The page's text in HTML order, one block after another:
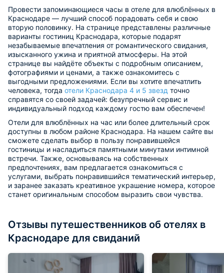
Провести запоминающиеся часы в отеле для влюблённых в
Краснодаре — лучший способ порадовать себя и свою
вторую половинку. На странице представлены различные
варианты гостиниц Краснодара, которые подарят
незабываемые впечатления от романтического свидания,
изысканного ужина и приятной атмосферы. На этой
странице вы найдёте объекты с подробным описанием,
фотографиями и ценами, а также ознакомитесь с
выгодными предложениями. Если вы хотите впечатлить
человека, тогда отели Краснодара 4 и 5 звезд точно
справятся со своей задачей: безупречный сервис и
индивидуальный подход каждому гостю вам обеспечен!
Отели для влюблённых на час или более длительный срок
доступны в любом районе Краснодара. На нашем сайте вы
сможете сделать выбор в пользу понравившейся
гостиницы и насладиться памятными минутами интимной
встречи. Также, основываясь на собственных
предпочтениях, вам предлагается ознакомиться с
услугами, выбрать понравившийся тематический интерьер,
и заранее заказать креативное украшение номера, которое
станет оригинальным способом выразить свои чувства.
Отзывы путешественников об отелях в
Краснодаре для свиданий